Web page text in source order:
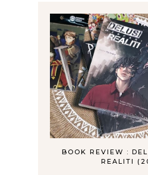
BOOK REVIEW :
REALITI